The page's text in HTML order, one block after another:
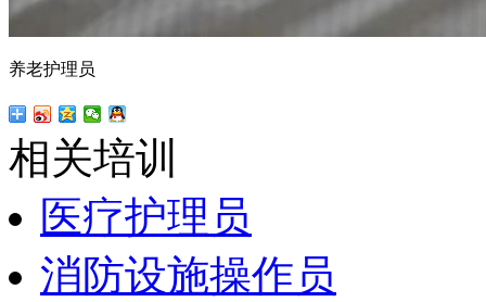
养老护理员
相关培训
医疗护理员
消防设施操作员